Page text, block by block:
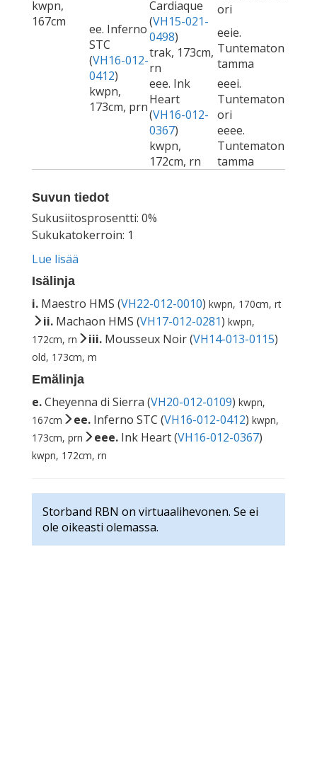
kwpn,
167cm
ee. Inferno
STC
(VH16-012-
0412)
kwpn,
173cm, prn
Cardiaque
(VH15-021-
0498)
trak, 173cm,
rn
ori
eeie.
Tuntematon
tamma
eee. Ink
Heart
(VH16-012-
0367)
kwpn,
172cm, rn
eeei.
Tuntematon
ori
eeee.
Tuntematon
tamma
Suvun tiedot
Sukusiitosprosentti: 0%
Sukukatokerroin: 1
Lue lisää
Isälinja
i. Maestro HMS (VH22-012-0010) kwpn, 170cm, rt
ii. Machaon HMS (VH17-012-0281) kwpn,
172cm, rn
iii. Mousseux Noir (VH14-013-0115)
old, 173cm, m
Emälinja
e.Cheyenna di Sierra (VH20-012-0109) kwpn,
167cm
ee. Inferno STC (VH16-012-0412) kwpn,
173cm, prn
eee. Ink Heart (VH16-012-0367)
kwpn, 172cm, rn
Storband RBN on virtuaalihevonen. Se ei
ole oikeasti olemassa.